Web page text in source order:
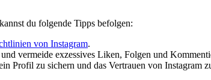
du folgende Tipps befolgen:
von Instagram.
vermeide exzessives Liken, Folgen und
Profil zu sichern und das Vertrauen von Instagram